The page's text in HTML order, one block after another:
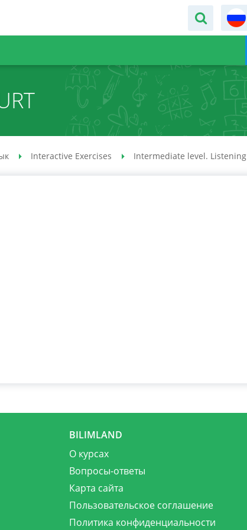
Interactive Exercises Intermediate level. Listening
BILIMLAND
О курсах
Вопросы-ответы
Карта сайта
Пользовательское соглашение
Политика конфиденциальности